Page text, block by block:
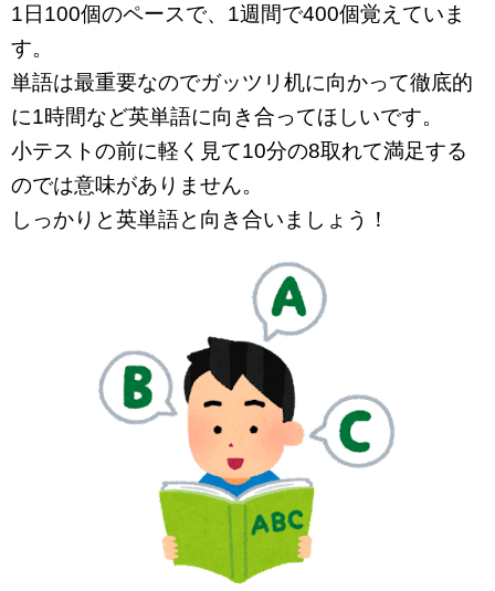
1日100個のペースで、1週間で400個覚えていま
す。
単語は最重要なのでガッツリ机に向かって徹底的
に1時間など英単語に向き合ってほしいです。
小テストの前に軽く見て10分の8取れて満足する
のでは意味がありません。
しっかりと英単語と向き合いましょう！